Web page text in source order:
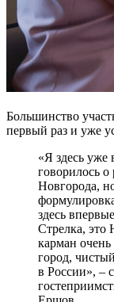
Большинство
первый раз и уже
«Я здесь уже
говорилось
Новгорода,
здесь
Стрелка, это
карман
город,
в России», –